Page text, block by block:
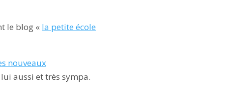
le blog « la petite école
nouveaux
aussi et très sympa.